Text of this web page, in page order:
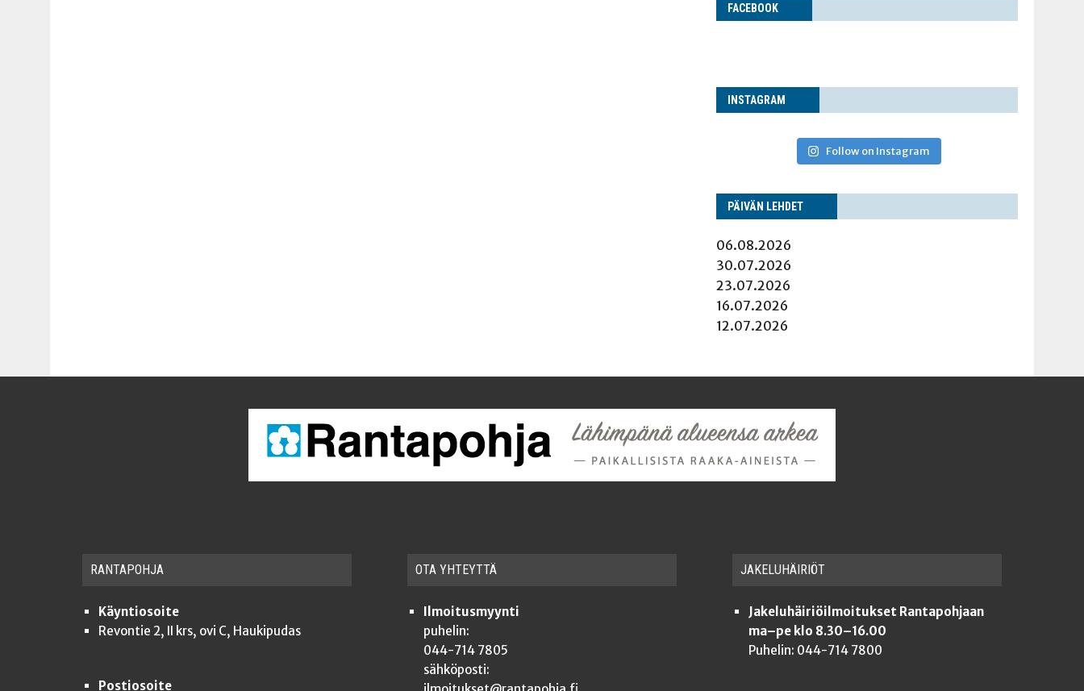
FACE­BOOK
INS­TA­GRAM
Follow on Instagram
PÄI­VÄN LEHDET
06.08.2026
30.07.2026
23.07.2026
16.07.2026
12.07.2026
RAN­TA­POH­JA
Käyntiosoite
Revontie 2, II krs, ovi C, Haukipudas
Postiosoite
OTA YHTEYT­TÄ
Ilmoitusmyynti
puhelin:
044-714 7805
sähköposti:
JAKE­LU­HÄI­RIÖT
Jakeluhäiriöilmoitukset Rantapohjaan
ma–pe klo 8.30–16.00
Puhelin: 044-714 7800